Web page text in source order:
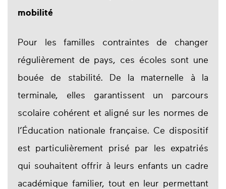
mobilité
Pour les familles contraintes de changer
régulièrement de pays, ces écoles sont une
bouée de stabilité. De la maternelle à la
terminale, elles garantissent un parcours
scolaire cohérent et aligné sur les normes de
l’Éducation nationale française. Ce dispositif
est particulièrement prisé par les expatriés
qui souhaitent offrir à leurs enfants un cadre
académique familier, tout en leur permettant